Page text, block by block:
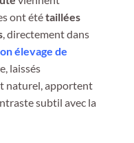
ont ététaillées
, directement dans
élevage de
laissés
naturel, apportent
subtil avec la